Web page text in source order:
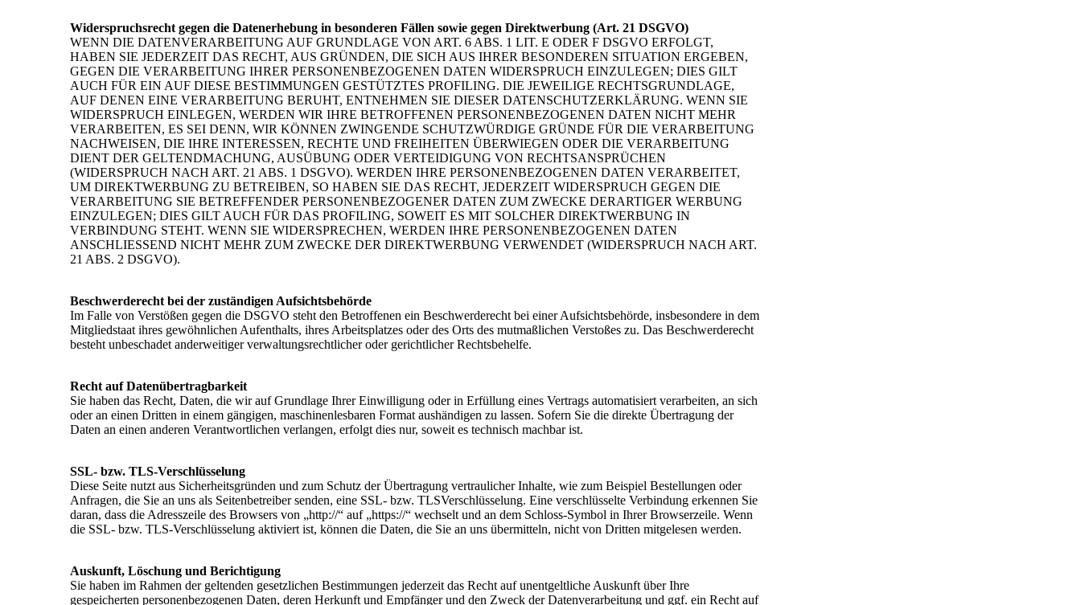
Widerspruchsrecht gegen die Datenerhebung in besonderen Fällen sowie gegen Direktwerbung (Art. 21 DSGVO)
WENN DIE DATENVERARBEITUNG AUF GRUNDLAGE VON ART. 6 ABS. 1 LIT. E ODER F DSGVO ERFOLGT,
HABEN SIE JEDERZEIT DAS RECHT, AUS GRÜNDEN, DIE SICH AUS IHRER BESONDEREN SITUATION ERGEBEN,
GEGEN DIE VERARBEITUNG IHRER PERSONENBEZOGENEN DATEN WIDERSPRUCH EINZULEGEN; DIES GILT
AUCH FÜR EIN AUF DIESE BESTIMMUNGEN GESTÜTZTES PROFILING. DIE JEWEILIGE RECHTSGRUNDLAGE,
AUF DENEN EINE VERARBEITUNG BERUHT, ENTNEHMEN SIE DIESER DATENSCHUTZERKLÄRUNG. WENN SIE
WIDERSPRUCH EINLEGEN, WERDEN WIR IHRE BETROFFENEN PERSONENBEZOGENEN DATEN NICHT MEHR
VERARBEITEN, ES SEI DENN, WIR KÖNNEN ZWINGENDE SCHUTZWÜRDIGE GRÜNDE FÜR DIE VERARBEITUNG
NACHWEISEN, DIE IHRE INTERESSEN, RECHTE UND FREIHEITEN ÜBERWIEGEN ODER DIE VERARBEITUNG
DIENT DER GELTENDMACHUNG, AUSÜBUNG ODER VERTEIDIGUNG VON RECHTSANSPRÜCHEN
(WIDERSPRUCH NACH ART. 21 ABS. 1 DSGVO). WERDEN IHRE PERSONENBEZOGENEN DATEN VERARBEITET,
UM DIREKTWERBUNG ZU BETREIBEN, SO HABEN SIE DAS RECHT, JEDERZEIT WIDERSPRUCH GEGEN DIE
VERARBEITUNG SIE BETREFFENDER PERSONENBEZOGENER DATEN ZUM ZWECKE DERARTIGER WERBUNG
EINZULEGEN; DIES GILT AUCH FÜR DAS PROFILING, SOWEIT ES MIT SOLCHER DIREKTWERBUNG IN
VERBINDUNG STEHT. WENN SIE WIDERSPRECHEN, WERDEN IHRE PERSONENBEZOGENEN DATEN
ANSCHLIESSEND NICHT MEHR ZUM ZWECKE DER DIREKTWERBUNG VERWENDET (WIDERSPRUCH NACH ART.
21 ABS. 2 DSGVO).
Beschwerderecht bei der zuständigen Aufsichtsbehörde
Im Falle von Verstößen gegen die DSGVO steht den Betroffenen ein Beschwerderecht bei einer Aufsichtsbehörde, insbesondere in dem
Mitgliedstaat ihres gewöhnlichen Aufenthalts, ihres Arbeitsplatzes oder des Orts des mutmaßlichen Verstoßes zu. Das Beschwerderecht
besteht unbeschadet anderweitiger verwaltungsrechtlicher oder gerichtlicher Rechtsbehelfe.
Recht auf Datenübertragbarkeit
Sie haben das Recht, Daten, die wir auf Grundlage Ihrer Einwilligung oder in Erfüllung eines Vertrags automatisiert verarbeiten, an sich
oder an einen Dritten in einem gängigen, maschinenlesbaren Format aushändigen zu lassen. Sofern Sie die direkte Übertragung der
Daten an einen anderen Verantwortlichen verlangen, erfolgt dies nur, soweit es technisch machbar ist.
SSL- bzw. TLS-Verschlüsselung
Diese Seite nutzt aus Sicherheitsgründen und zum Schutz der Übertragung vertraulicher Inhalte, wie zum Beispiel Bestellungen oder
Anfragen, die Sie an uns als Seitenbetreiber senden, eine SSL- bzw. TLSVerschlüsselung. Eine verschlüsselte Verbindung erkennen Sie
daran, dass die Adresszeile des Browsers von „http://“ auf „https://“ wechselt und an dem Schloss-Symbol in Ihrer Browserzeile. Wenn
die SSL- bzw. TLS-Verschlüsselung aktiviert ist, können die Daten, die Sie an uns übermitteln, nicht von Dritten mitgelesen werden.
Auskunft, Löschung und Berichtigung
Sie haben im Rahmen der geltenden gesetzlichen Bestimmungen jederzeit das Recht auf unentgeltliche Auskunft über Ihre
gespeicherten personenbezogenen Daten, deren Herkunft und Empfänger und den Zweck der Datenverarbeitung und ggf. ein Recht auf